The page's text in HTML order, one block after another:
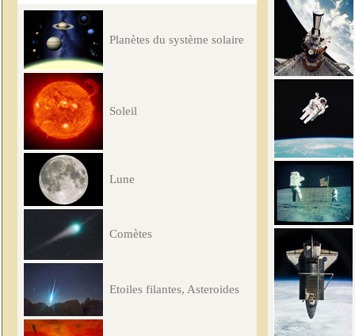
Planètes du système solaire
Soleil
Lune
Comètes
Etoiles filantes, Asteroides